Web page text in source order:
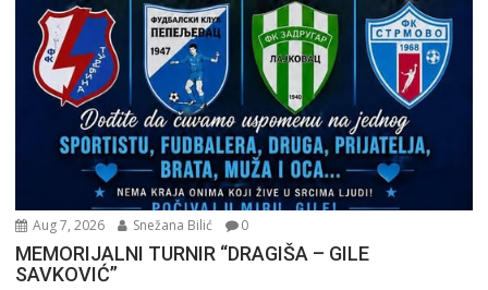
Aug 7, 2026 Snežana Bilić 0
MEMORIJALNI TURNIR “DRAGIŠA – GILE
SAVKOVIĆ”